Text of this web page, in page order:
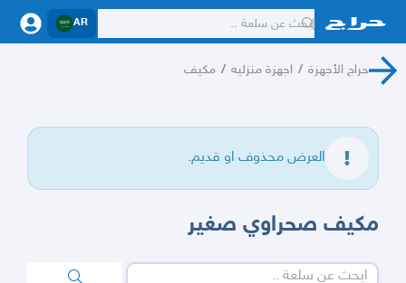
AR
حراج الأجهزة / اجهزة منزليه / مكيف
العرض محذوف او قديم.
مكيف صحراوي صغير